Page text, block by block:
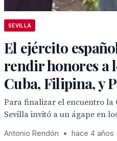
SEVILLA
El ejército
rendir honores a
Cuba, Filipina, y
Para finalizar el encuentro la
Sevilla invitó a un ágape en
Antonio Rendón • hace 4 años